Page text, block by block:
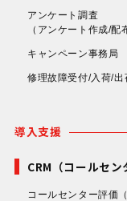
アンケート調査
（アンケート作成/配
キャンペーン事務局
修理故障受付/入荷/出
導入支援
CRM（コールセ
コールセンター評価